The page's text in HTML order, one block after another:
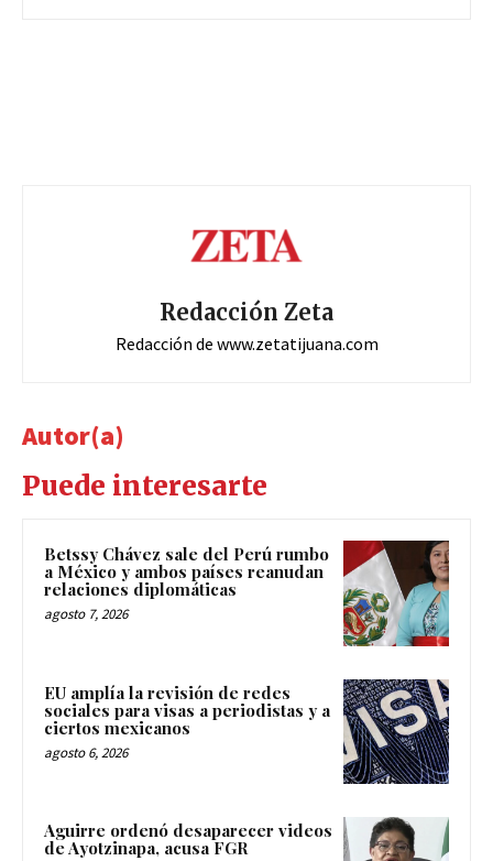
Redacción Zeta
Redacción de www.zetatijuana.com
Autor(a)
Puede interesarte
Betssy Chávez sale del Perú rumbo
a México y ambos países reanudan
relaciones diplomáticas
agosto 7, 2026
EU amplía la revisión de redes
sociales para visas a periodistas y a
ciertos mexicanos
agosto 6, 2026
Aguirre ordenó desaparecer videos
de Ayotzinapa, acusa FGR